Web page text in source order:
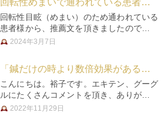
いざという時、調子が…
回転性めまいで通われている患者様から推薦文を頂きました☆
回転性目眩（めまい）のため通われている
患者様から、推薦文を頂きましたのでご紹
介いたします。めまいが治まって本当に良
ございました☆彡 —- A.W…
2024年3月7日
「鍼だけの時より数倍効果があるのでオススメです」とコメントを頂きました★
こんにちは。裕子です。エキテン、グーグ
ルにたくさんコメントを頂き、ありがとう
ございます。順番にご紹介して行きます
2022年11月29日